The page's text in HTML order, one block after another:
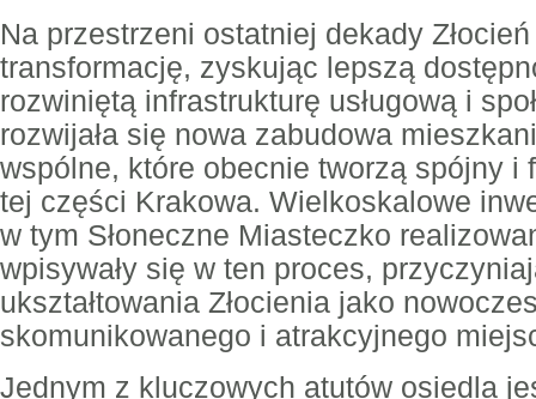
Na przestrzeni ostatniej dekady
transformację, zyskując lepszą
rozwiniętą infrastrukturę usługową i
rozwijała się nowa zabudowa
wspólne, które obecnie tworzą spójny i
tej części Krakowa. Wielkoskalowe
w tym Słoneczne Miasteczko
wpisywały się w ten proces,
ukształtowania Złocienia jako
skomunikowanego i atrakcyjnego
Jednym z kluczowych atutów osiedla